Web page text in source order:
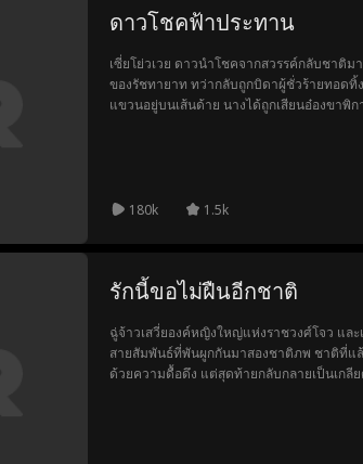
ดาวโชคฟ้าประทาน
เซี่ยโย่วเวย ดาวนำโชคจากสวรรค์กลับชาติมาเกิดเป็นบุตรสาวโดยชอบธรรม
ของรัชทายาท ทว่ากลับถูกบิดาผู้ชั่วร้ายทอด
แขวนอยู่บนเส้นด้าย นางได้ถูกเสียนอ๋องขาพิก
สวรรค์ ทั้งยังเปิดโปงความจริงเกี่ยวกับชาติ
รัชทายาทเพื่อคงอำนาจของตน จึงใช้เซี่ยจิ้งซู
สวมรอยเป็นบุตรสาวโดยชอบธรรม สุดท้ายแ
180k 1.5k
รักนี้ขอไม่ฝืนอีกชาติ
ฉู่จ้าวเสวี่ยองค์หญิงใหญ่แห่งราชวงศ์โจว แ
สายสัมพันธ์ที่พันผูกกันมาสองชาติภพ ชาติที่แ
ด้วยความดื้อดึง แต่สุดท้ายกลับกลายเป็นเกลี
นางถึงได้รู้ว่าเหตุผลที่เผยฉืออันยอมพลีชีพช่ว